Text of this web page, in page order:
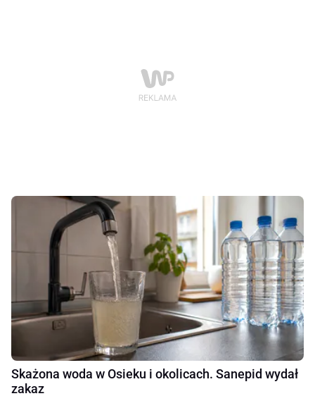
Skażona woda w Osieku i okolicach. Sanepid wydał
zakaz